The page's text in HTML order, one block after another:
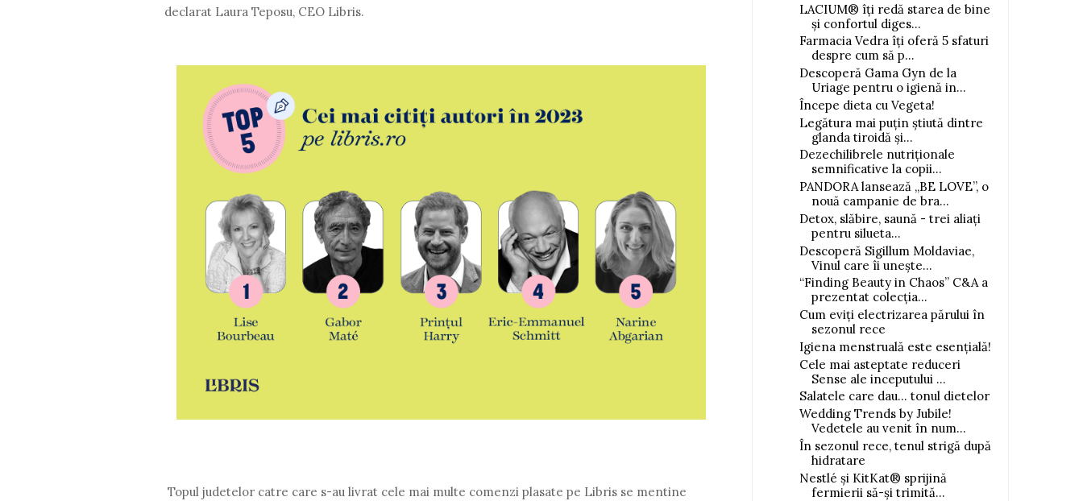
declarat Laura Teposu, CEO Libris.
Topul judetelor catre care s-au livrat cele mai multe comenzi plasate pe Libris se mentine
LACIUM® îți redă starea de bine
și confortul diges...
Farmacia Vedra îți oferă 5 sfaturi
despre cum să p...
Descoperă Gama Gyn de la
Uriage pentru o igienă in...
Începe dieta cu Vegeta!
Legătura mai puțin știută dintre
glanda tiroidă și...
Dezechilibrele nutriționale
semnificative la copii...
PANDORA lansează „BE LOVE”, o
nouă campanie de bra...
Detox, slăbire, saună - trei aliați
pentru silueta...
Descoperă Sigillum Moldaviae,
Vinul care îi unește...
“Finding Beauty in Chaos” C&A a
prezentat colecția...
Cum eviți electrizarea părului în
sezonul rece
Igiena menstruală este esențială!
Cele mai asteptate reduceri
Sense ale inceputului ...
Salatele care dau... tonul dietelor
Wedding Trends by Jubile!
Vedetele au venit în num...
În sezonul rece, tenul strigă după
hidratare
Nestlé și KitKat® sprijină
fermierii să-și trimită...